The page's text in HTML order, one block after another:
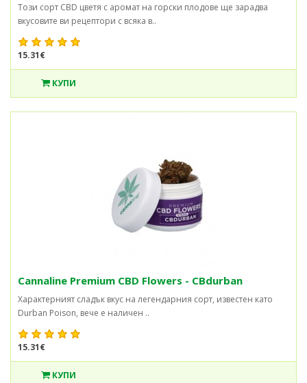
Този сорт CBD цветя с аромат на горски плодове ще зарадва
вкусовите ви рецептори с всяка в..
15.31€
КУПИ
Cannaline Premium CBD Flowers - CBdurban
Характерният сладък вкус на легендарния сорт, известен като
Durban Poison, вече е наличен ..
15.31€
КУПИ